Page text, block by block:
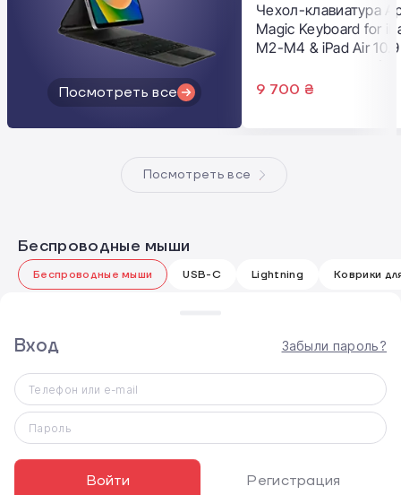
Посмотреть все
Чехол-клавиатура
Magic Keyboard for
M2-M4 & iPad Air
9 700 ₴
Посмотреть все
Беспроводные мыши
Беспроводные мыши USB-C Lightning Коврики
мыши
Вход Забыли пароль?
Телефон или e-mail
Пароль
Войти Регистрация